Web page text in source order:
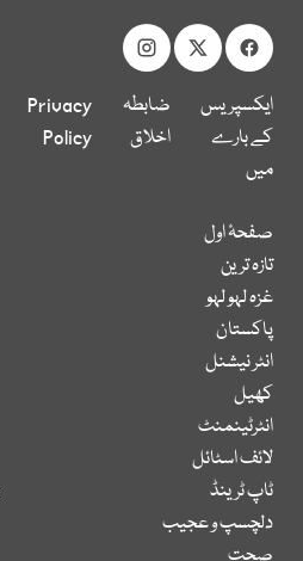
ایکسپریس
کے بارے
میں
ضابطہ
اخلاق
Privacy
Policy
صفحۂ اول
تازہ ترین
غزہ لہو لہو
پاکستان
انٹر نیشنل
کھیل
انٹرٹینمنٹ
لائف اسٹائل
ٹاپ ٹرینڈ
دلچسپ و عجیب